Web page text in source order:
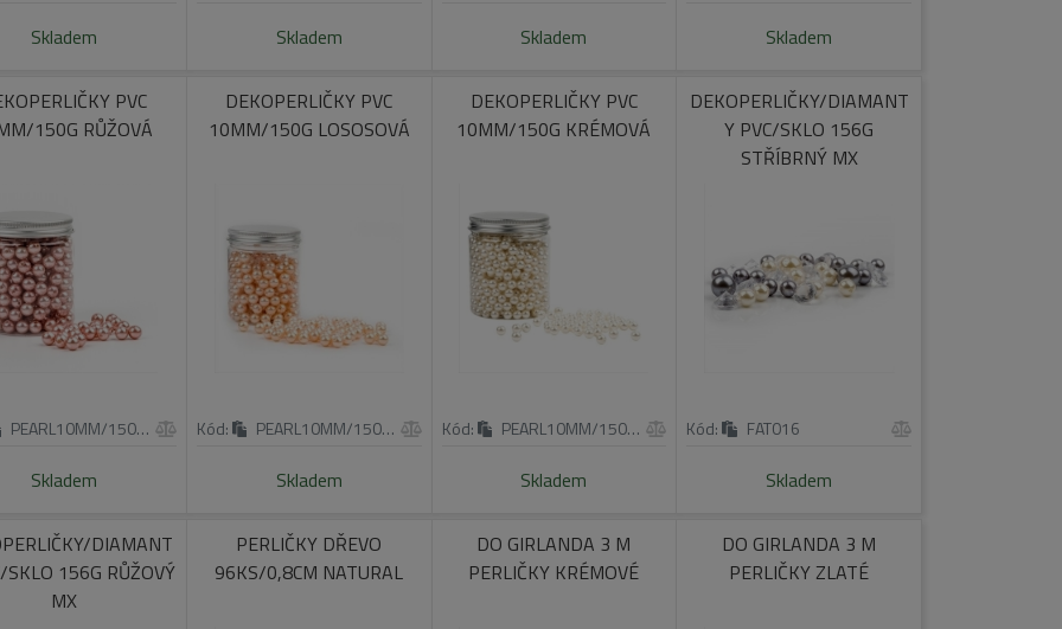
Skladem Skladem Skladem Skladem
PVC
150G RŮŽOVÁ
PEARL10MM/150G/PI
Skladem
DEKOPERLIČKY PVC
10MM/150G LOSOSOVÁ
Kód: PEARL10MM/150G/OR
Skladem
DEKOPERLIČKY PVC
10MM/150G KRÉMOVÁ
Kód: PEARL10MM/150G/CR
Skladem
DEKOPERLIČKY/DIAMANT
Y PVC/SKLO 156G
STŘÍBRNÝ MX
Kód: FAT016
Skladem
DIAMANT
SKLO 156G RŮŽOVÝ
MX
PERLIČKY DŘEVO
96KS/0,8CM NATURAL
DO GIRLANDA 3 M
PERLIČKY KRÉMOVÉ
DO GIRLANDA 3 M
PERLIČKY ZLATÉ